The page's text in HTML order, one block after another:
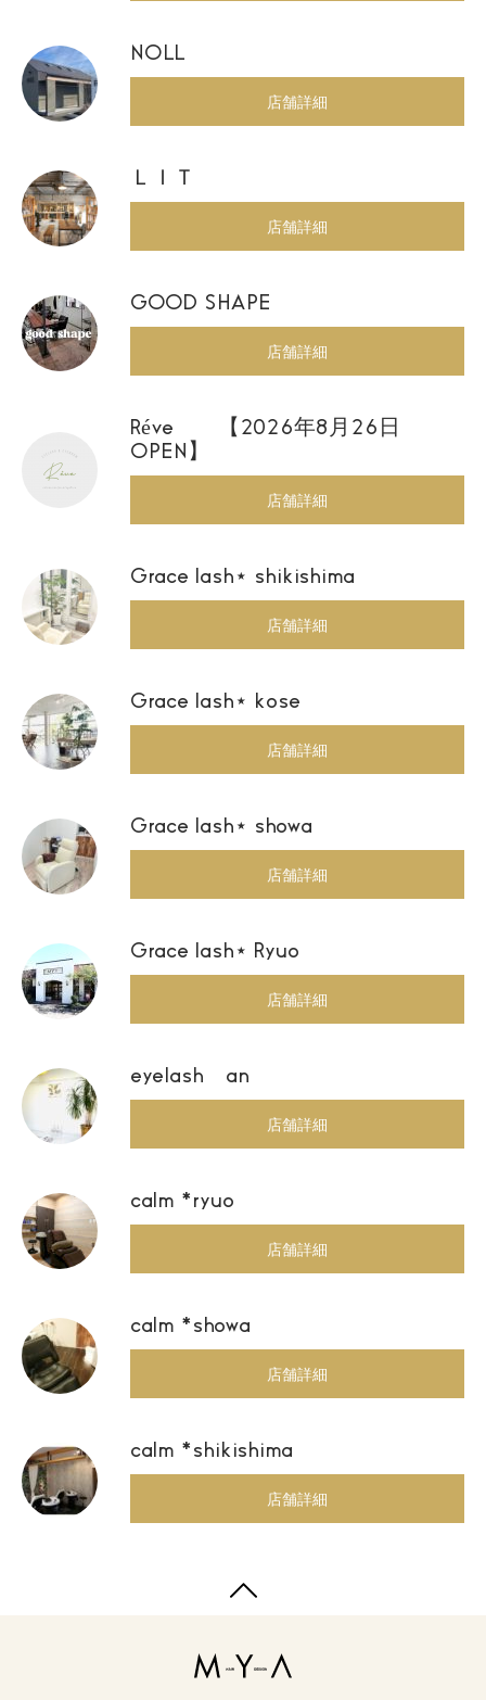
NOLL
店舗詳細
ＬＩＴ
店舗詳細
GOOD SHAPE
店舗詳細
Réve 【2026年8月26日
OPEN】
店舗詳細
Grace lash⋆ shikishima
店舗詳細
Grace lash⋆ kose
店舗詳細
Grace lash⋆ showa
店舗詳細
Grace lash⋆ Ryuo
店舗詳細
eyelash an
店舗詳細
calm *ryuo
店舗詳細
calm *showa
店舗詳細
calm *shikishima
店舗詳細